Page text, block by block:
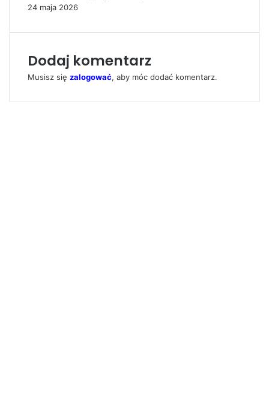
24 maja 2026
Dodaj komentarz
Musisz się zalogować, aby móc dodać komentarz.